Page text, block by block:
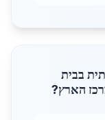
בבית
הארץ?